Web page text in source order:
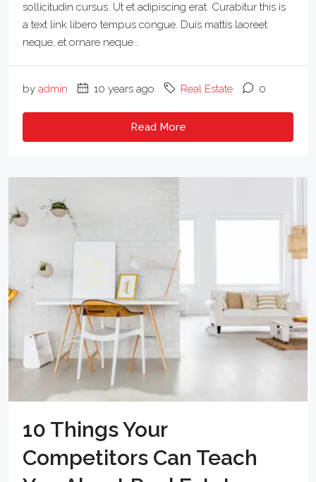
sollicitudin cursus. Ut et adipiscing erat. Curabitur this is
a text link libero tempus congue. Duis mattis laoreet
neque, et ornare neque...
by admin 10 years ago Real Estate 0
Read More
10 Things Your
Competitors Can Teach